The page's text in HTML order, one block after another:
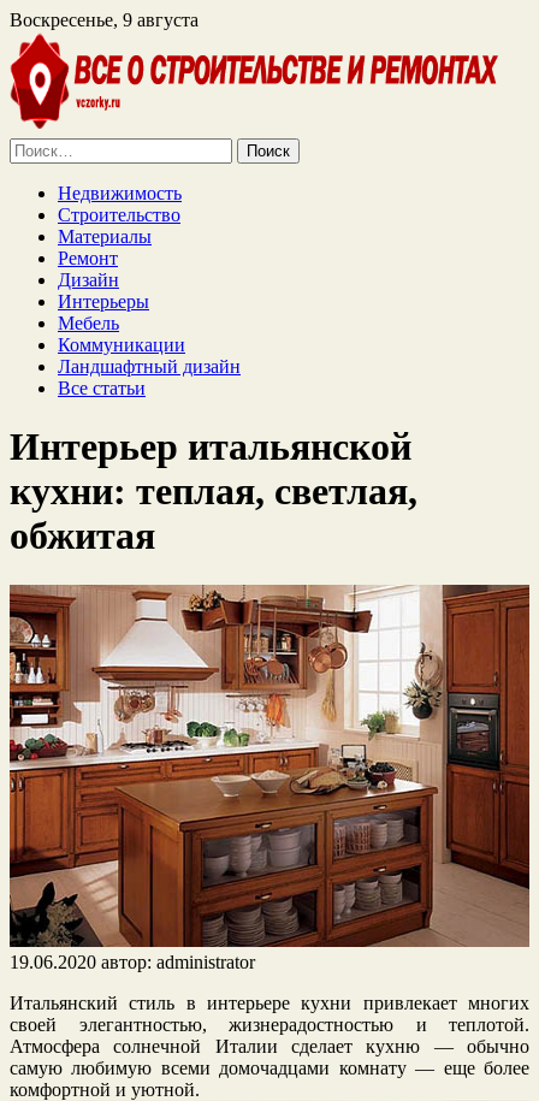
Воскресенье, 9 августа
Найти:
Недвижимость
Строительство
Материалы
Ремонт
Дизайн
Интерьеры
Мебель
Коммуникации
Ландшафтный дизайн
Все статьи
Интерьер итальянской
кухни: теплая, светлая,
обжитая
19.06.2020 автор: administrator
Итальянский стиль в интерьере кухни привлекает многих
своей элегантностью, жизнерадостностью и теплотой.
Атмосфера солнечной Италии сделает кухню — обычно
самую любимую всеми домочадцами комнату — еще более
комфортной и уютной.